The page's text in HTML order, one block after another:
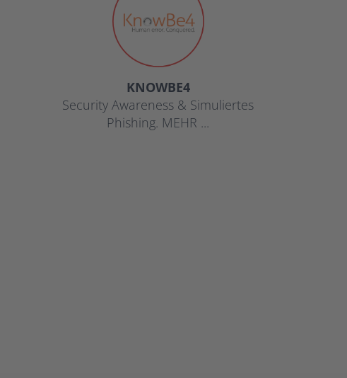
KNOWBE4
Security Awareness & Simuliertes
Phishing. MEHR ...